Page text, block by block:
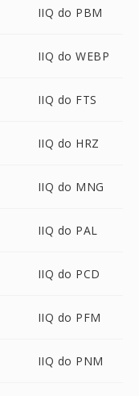
IIQ do PBM
IIQ do WEBP
IIQ do FTS
IIQ do HRZ
IIQ do MNG
IIQ do PAL
IIQ do PCD
IIQ do PFM
IIQ do PNM